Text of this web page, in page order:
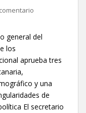
general del
los
aprueba tres
y una
de
El secretario